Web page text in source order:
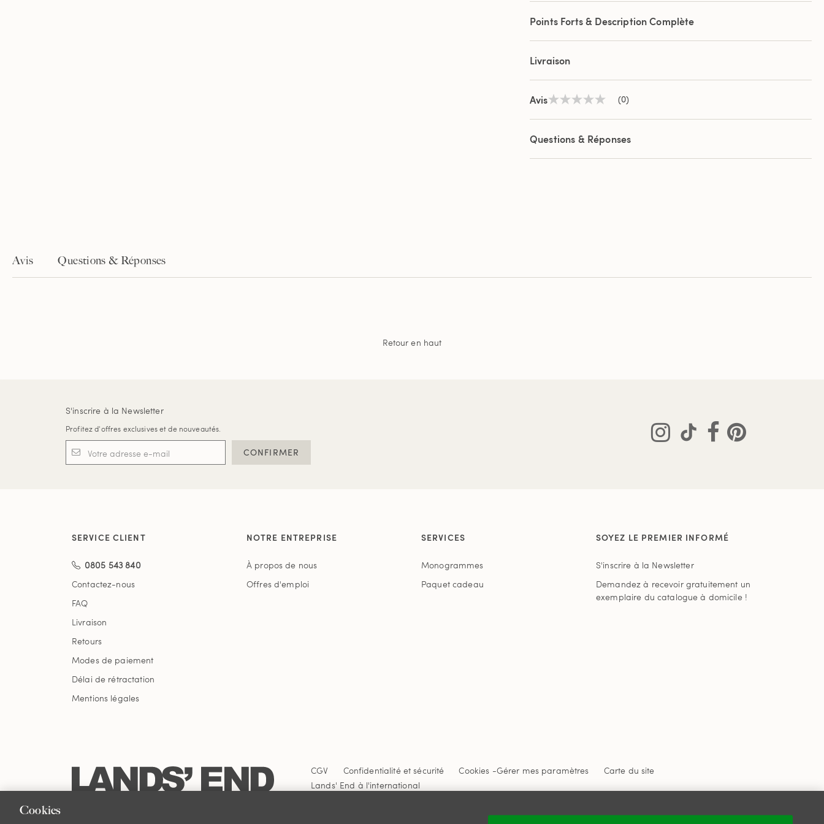
Points Forts & Description Complète
Livraison
AvisAucune
de
notation
Lien
la
(0)
Questions & Réponses
Avis Questions & Réponses
Retour en haut
S'inscrire à la Newsletter
Profitez d'offres exclusives et de nouveautés.
CONFIRMER
SERVICE CLIENT
0805 543 840
Contactez-nous
FAQ
Livraison
Retours
Modes de paiement
Délai de rétractation
Mentions légales
NOTRE ENTREPRISE
À propos de nous
Offres d'emploi
SERVICES
Monogrammes
Paquet cadeau
SOYEZ LE PREMIER INFORMÉ
S'inscrire à la Newsletter
Demandez à recevoir gratuitement un
exemplaire du catalogue à domicile !
CGV Confidentialité et sécurité Cookies -Gérer mes paramètres
Carte du site
Lands' End à l'international
Cookies